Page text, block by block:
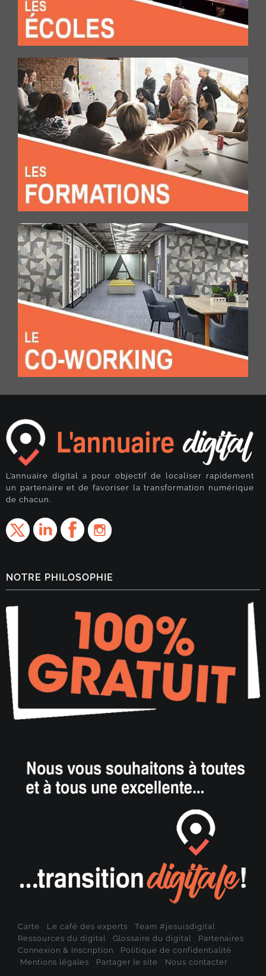
L’annuaire digital a pour objectif de localiser rapidement
un partenaire et de favoriser la transformation numérique
de chacun.
NOTRE PHILOSOPHIE
Carte Le café des experts
Team #jesuisdigital
Ressources du digital
Glossaire du digital
Partenaires
Connexion & Inscription
Politique de confidentialité
Mentions légales
Partager le site Nous contacter